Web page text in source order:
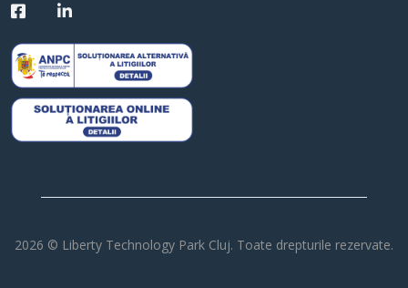
2026 © Liberty Technology Park Cluj. Toate drepturile rezervate.